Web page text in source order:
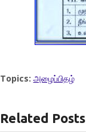
Topics: அழைப்பிதழ்
Related Posts